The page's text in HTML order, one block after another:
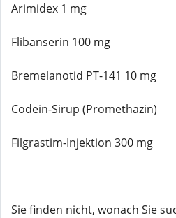
Arimidex 1 mg
Flibanserin 100 mg
Bremelanotid PT-141 10 mg
Codein-Sirup (Promethazin)
Filgrastim-Injektion 300 mg
Sie finden nicht, wonach Sie